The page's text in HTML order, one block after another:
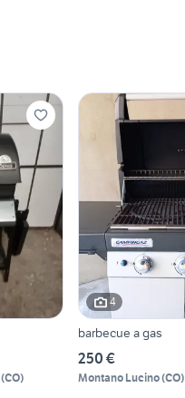
(CO)
4
barbecue a gas
250 €
Montano Lucino(CO)